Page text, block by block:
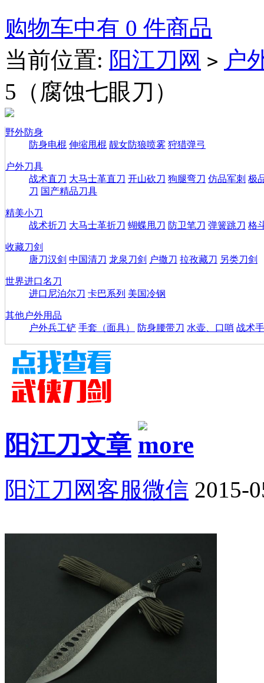
购物车中有 0 件商品
当前位置: 阳江刀网 > 户
5（腐蚀七眼刀）
野外防身
防身电棍 伸缩甩棍 靓女防狼喷雾 狩猎弹弓
户外刀具
战术直刀 大马士革直刀 开山砍刀 狗腿弯刀 仿品军刺 极
刀 国产精品刀具
精美小刀
战术折刀 大马士革折刀 蝴蝶甩刀 防卫笔刀 弹簧跳刀 格
收藏刀剑
唐刀汉剑 中国清刀 龙泉刀剑 户撒刀 拉孜藏刀 另类刀剑
世界进口名刀
进口尼泊尔刀 卡巴系列 美国冷钢
其他户外用品
户外兵工铲 手套（面具） 防身腰带刀 水壶、口哨 战术
阳江刀文章
阳江刀网客服微信 2015-